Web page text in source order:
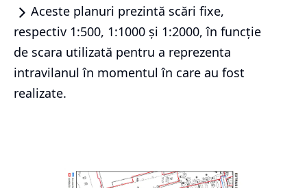
Aceste planuri prezintă scări fixe,
respectiv 1:500, 1:1000 și 1:2000, în funcție
de scara utilizată pentru a reprezenta
intravilanul în momentul în care au fost
realizate.